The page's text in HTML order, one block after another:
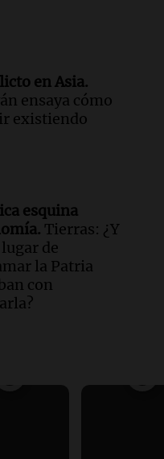
en Asia.
ensaya cómo
existiendo
esquina
Tierras: ¿Y
de
la Patria
con